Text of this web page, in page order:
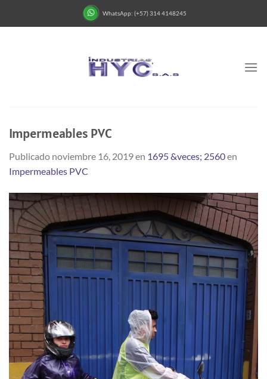
WhatsApp: (+57) 314 4148245
Impermeables PVC
Publicado noviembre 16, 2019en 1695 &veces; 2560en
Impermeables PVC